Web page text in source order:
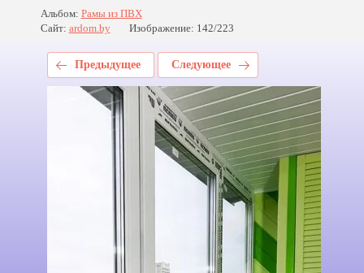
Альбом: Рамы из ПВХ
Сайт: ardom.by Изображение: 142/223
Предыдущее Следующее